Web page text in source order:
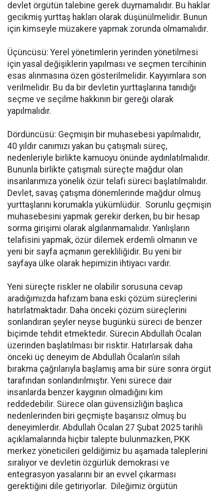
devlet örgütün talebine gerek duymamalıdır. Bu haklar
gecikmiş yurttaş hakları olarak düşünülmelidir. Bunun
için kimseyle müzakere yapmak zorunda olmamalıdır.
Üçüncüsü: Yerel yönetimlerin yerinden yönetilmesi
için yasal değişiklerin yapılması ve seçmen tercihinin
esas alınmasına özen gösterilmelidir. Kayyımlara son
verilmelidir. Bu da bir devletin yurttaşlarına tanıdığı
seçme ve seçilme hakkının bir gereği olarak
yapılmalıdır.
Dördüncüsü: Geçmişin bir muhasebesi yapılmalıdır,
40 yıldır canımızı yakan bu çatışmalı süreç,
nedenleriyle birlikte kamuoyu önünde aydınlatılmalıdır.
Bununla birlikte çatışmalı süreçte mağdur olan
insanlarımıza yönelik özür telafi süreci başlatılmalıdır.
Devlet, savaş çatışma dönemlerinde mağdur olmuş
yurttaşlarını korumakla yükümlüdür. Sorunlu geçmişin
muhasebesini yapmak gerekir derken, bu bir hesap
sorma girişimi olarak algılanmamalıdır. Yanlışların
telafisini yapmak, özür dilemek erdemli olmanın ve
yeni bir sayfa açmanın gerekliliğidir. Bu yeni bir
sayfaya ülke olarak hepimizin ihtiyacı vardır.
Yeni süreçte riskler ne olabilir sorusuna cevap
aradığımızda hafızam bana eski çözüm süreçlerini
hatırlatmaktadır. Daha önceki çözüm süreçlerini
sonlandıran şeyler neyse bugünkü süreci de benzer
biçimde tehdit etmektedir. Sürecin Abdullah Öcalan
üzerinden başlatılması bir risktir. Hatırlarsak daha
önceki üç deneyim de Abdullah Öcalan’ın silah
bırakma çağrılarıyla başlamış ama bir süre sonra örgüt
tarafından sonlandırılmıştır. Yeni sürece dair
insanlarda benzer kaygının olmadığını kim
reddedebilir. Sürece olan güvensizliğin başlıca
nedenlerinden biri geçmişte başarısız olmuş bu
deneyimlerdir. Abdullah Öcalan 27 Şubat 2025 tarihli
açıklamalarında hiçbir talepte bulunmazken, PKK
merkez yöneticileri geldiğimiz bu aşamada taleplerini
sıralıyor ve devletin özgürlük demokrasi ve
entegrasyon yasalarını bir an evvel çıkarması
gerektiğini dile getiriyorlar. Dileğimiz örgütün